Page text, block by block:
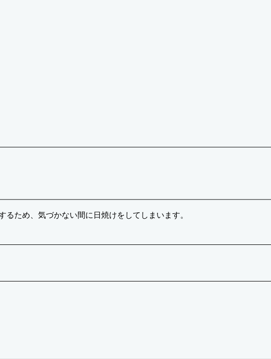
ため、気づかない間に日焼けをしてしまいます。